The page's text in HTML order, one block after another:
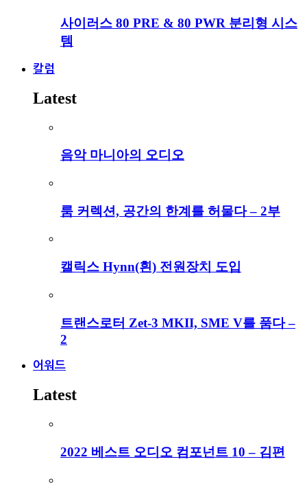
사이러스 80 PRE & 80 PWR 분리형 시스
템
칼럼
Latest
음악 마니아의 오디오
룸 커렉션, 공간의 한계를 허물다 – 2부
캘릭스 Hynn(흰) 전원장치 도입
트랜스로터 Zet-3 MKII, SME V를 품다 –
2
어워드
Latest
2022 베스트 오디오 컴포넌트 10 – 김편